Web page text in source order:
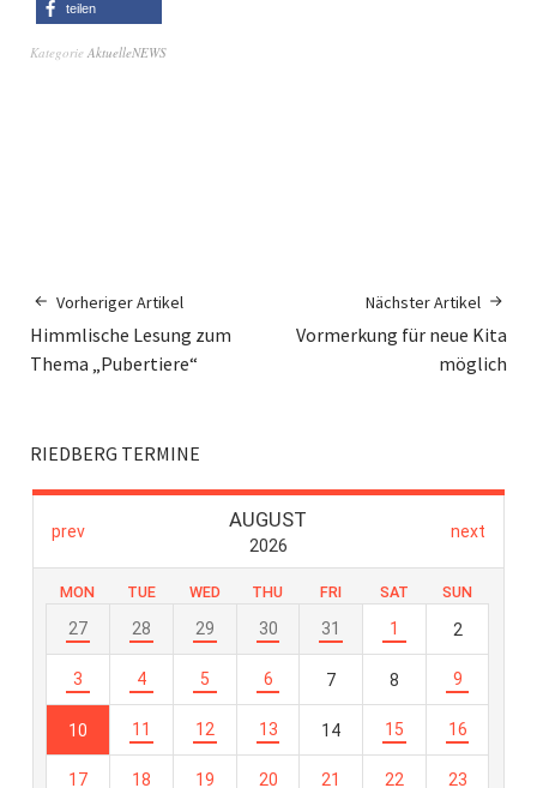
teilen
Kategorie AktuelleNEWS
Vorheriger Artikel
Himmlische Lesung zum
Thema „Pubertiere“
Nächster Artikel
Vormerkung für neue Kita
möglich
RIEDBERG TERMINE